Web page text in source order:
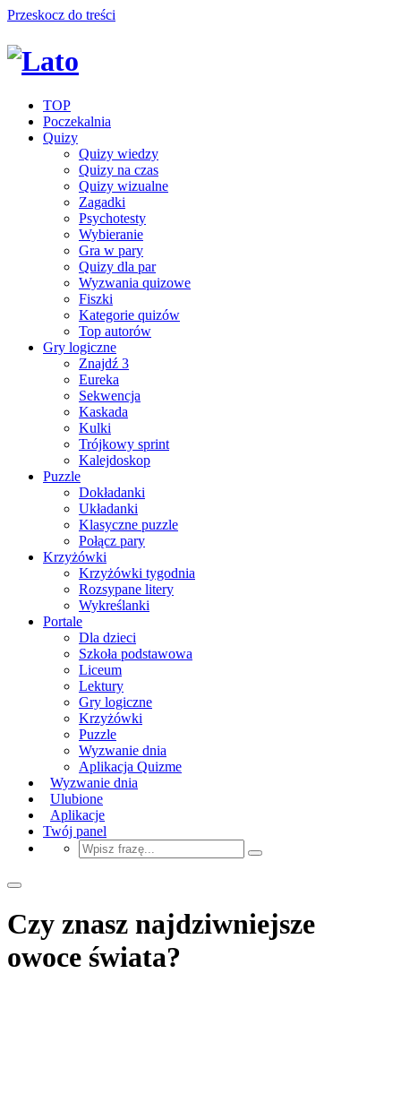
Przeskocz do treści
TOP
Poczekalnia
Quizy
Quizy wiedzy
Quizy na czas
Quizy wizualne
Zagadki
Psychotesty
Wybieranie
Gra w pary
Quizy dla par
Wyzwania quizowe
Fiszki
Kategorie quizów
Top autorów
Gry logiczne
Znajdź 3
Eureka
Sekwencja
Kaskada
Kulki
Trójkowy sprint
Kalejdoskop
Puzzle
Dokładanki
Układanki
Klasyczne puzzle
Połącz pary
Krzyżówki
Krzyżówki tygodnia
Rozsypane litery
Wykreślanki
Portale
Dla dzieci
Szkoła podstawowa
Liceum
Lektury
Gry logiczne
Krzyżówki
Puzzle
Wyzwanie dnia
Aplikacja Quizme
Wyzwanie dnia
Ulubione
Aplikacje
Twój panel
Czy znasz najdziwniejsze
owoce świata?